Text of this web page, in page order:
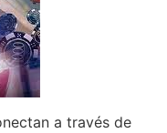
a través de